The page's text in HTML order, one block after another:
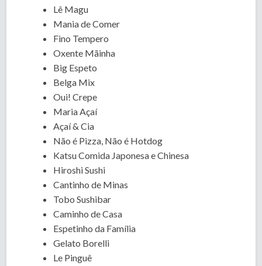
Lê Magu
Mania de Comer
Fino Tempero
Oxente Mãinha
Big Espeto
Belga Mix
Oui! Crepe
Maria Açaí
Açaí & Cia
Não é Pizza, Não é Hotdog
Katsu Comida Japonesa e Chinesa
Hiroshi Sushi
Cantinho de Minas
Tobo Sushibar
Caminho de Casa
Espetinho da Família
Gelato Borelli
Le Pinguê